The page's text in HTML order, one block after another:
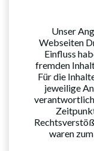
Unser
Webseiten
Einfluss
fremden
Für die
jeweilige
waren